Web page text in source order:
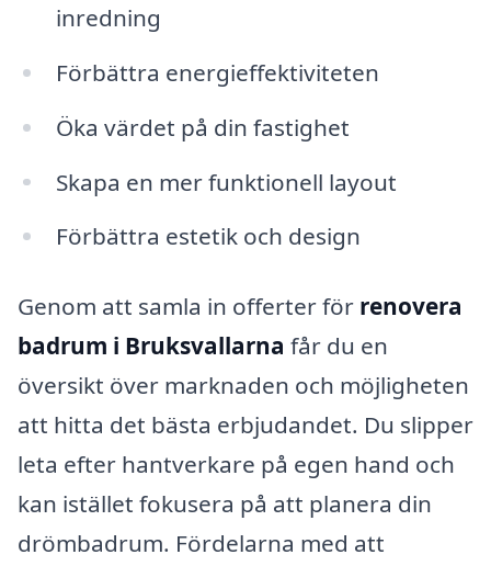
inredning
Förbättra energieffektiviteten
Öka värdet på din fastighet
Skapa en mer funktionell layout
Förbättra estetik och design
Genom att samla in offerter för renovera
badrum i Bruksvallarna får du en
översikt över marknaden och möjligheten
att hitta det bästa erbjudandet. Du slipper
leta efter hantverkare på egen hand och
kan istället fokusera på att planera din
drömbadrum. Fördelarna med att